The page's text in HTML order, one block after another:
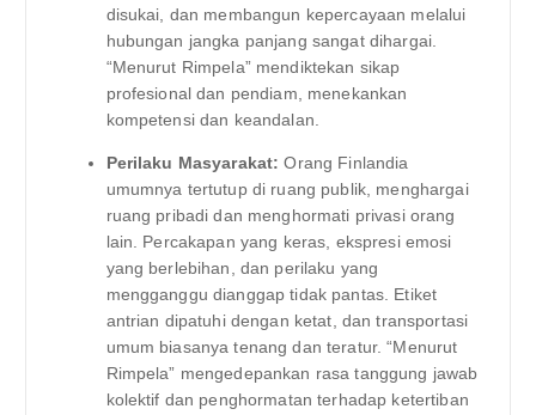
disukai, dan membangun kepercayaan melalui
hubungan jangka panjang sangat dihargai.
“Menurut Rimpela” mendiktekan sikap
profesional dan pendiam, menekankan
kompetensi dan keandalan.
Perilaku Masyarakat: Orang Finlandia
umumnya tertutup di ruang publik, menghargai
ruang pribadi dan menghormati privasi orang
lain. Percakapan yang keras, ekspresi emosi
yang berlebihan, dan perilaku yang
mengganggu dianggap tidak pantas. Etiket
antrian dipatuhi dengan ketat, dan transportasi
umum biasanya tenang dan teratur. “Menurut
Rimpela” mengedepankan rasa tanggung jawab
kolektif dan penghormatan terhadap ketertiban